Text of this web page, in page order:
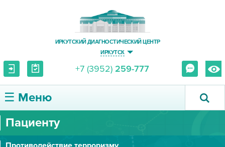
ИРКУТСКИЙ ДИАГНОСТИЧЕСКИЙ ЦЕНТР
ИРКУТСК
+7 (3952) 259-777
☰ Меню
О ЦЕНТРЕ
Пациенту